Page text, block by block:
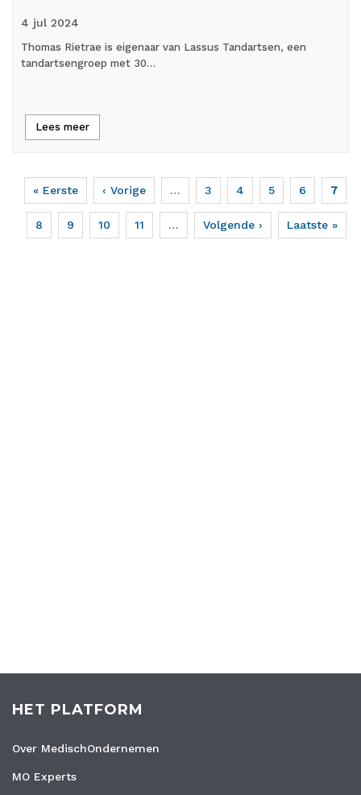
4 jul 2024
Thomas Rietrae is eigenaar van Lassus Tandartsen, een
tandartsengroep met 30…
Lees meer
Paginering
Eerste
pagina
« Eerste
Vorige
pagina
‹ Vorige … Page
3 Page
4 Page
5 Page
6 7
Page
8 Page
9 Page
10 Page
11 …
Volgende
pagina
Volgende ›
Laatste
pagina
Laatste »
HET PLATFORM
Over MedischOndernemen
MO Experts